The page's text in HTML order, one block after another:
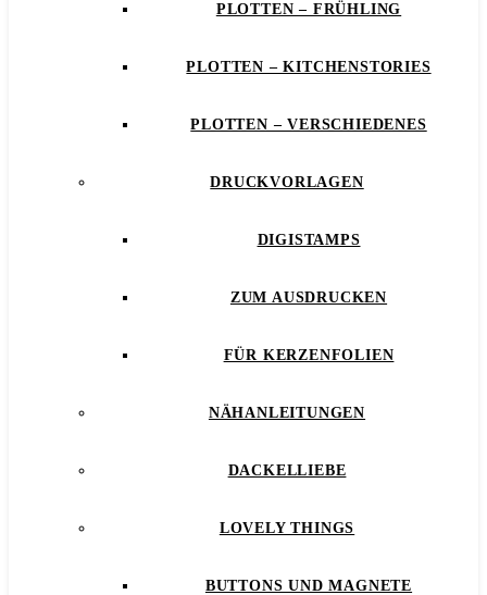
PLOTTEN – FRÜHLING
PLOTTEN – KITCHENSTORIES
PLOTTEN – VERSCHIEDENES
DRUCKVORLAGEN
DIGISTAMPS
ZUM AUSDRUCKEN
FÜR KERZENFOLIEN
NÄHANLEITUNGEN
DACKELLIEBE
LOVELY THINGS
BUTTONS UND MAGNETE